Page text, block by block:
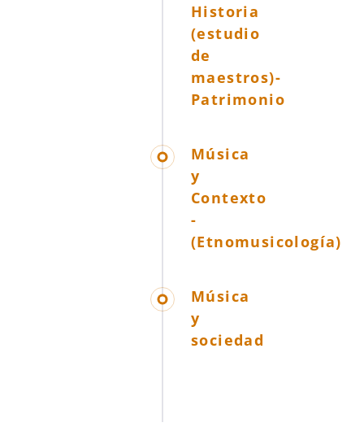
Historia
(estudio
de
maestros)-
Patrimonio
Música
y
Contexto
-
(Etnomusicología)
Música
y
sociedad